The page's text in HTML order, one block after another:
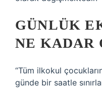
GÜNLÜK
NE KADAR
“Tüm ilkokul
günde bir saatle